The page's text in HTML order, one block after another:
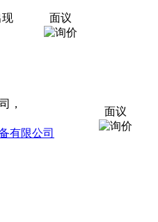
现
面议
，
有限公司
面议